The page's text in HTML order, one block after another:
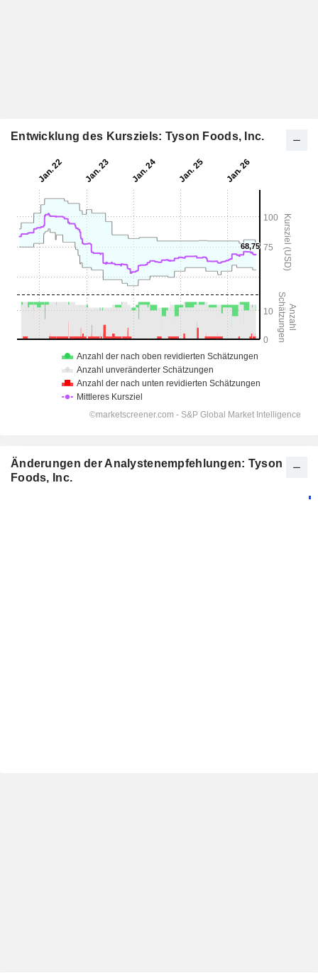
Entwicklung des Kursziels: Tyson Foods, Inc.
Änderungen der Analystenempfehlungen: Tyson
Foods, Inc.